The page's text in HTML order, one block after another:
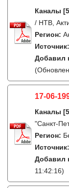
Каналы
/ НТВ,
Регион:
Источник:
Добавил
17-06-
Каналы
"Санкт-
Регион:
Источник:
Добавил
11:42:16)